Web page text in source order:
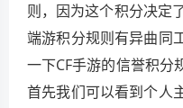
则，因为这个积分决定
端游积分规则有异曲同
一下CF手游的信誉积分
首先我们可以看到个人